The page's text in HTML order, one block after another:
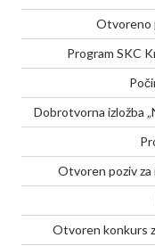
Otvoreno
Program SKC
Dobrotvorna izložba
Otvoren poziv za
Otvoren konkurs